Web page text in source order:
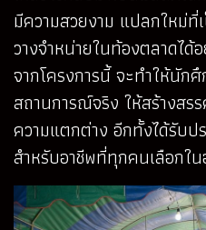
มีความสวยงาม แปลกใหม่
วางจำหน่ายในท้องตลาดได้
จากโครงการนี้ จะทำให้นัก
สถานการณ์จริง ให้สร้างสร
ความแตกต่าง อีกทั้งได้รับป
สำหรับอาชีพที่ทุกคนเลือกใ